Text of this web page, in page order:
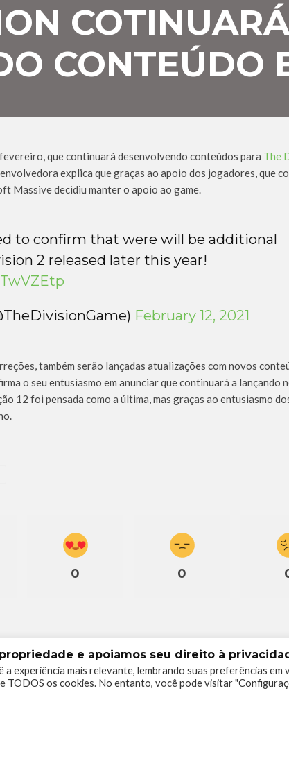
COTINUARÁ
CONTEÚDO
que continuará desenvolvendo conteúdos para The
explica que graças ao apoio dos jogadores, que
Massive decidiu manter o apoio ao game.
to confirm that were will be additional
2 released later this year!
February 12, 2021
também serão lançadas atualizações com novos
o seu entusiasmo em anunciar que continuará a lançando
12 foi pensada como a última, mas graças ao entusiasmo
0 0
e apoiamos seu direito à
experiência mais relevante, lembrando suas preferências em
TODOS os cookies. No entanto, você pode visitar